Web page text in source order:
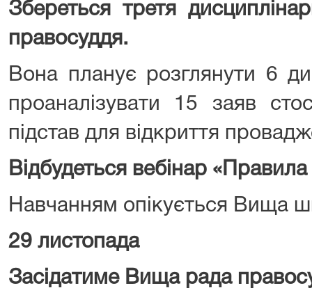
Збереться третя
правосуддя.
Вона планує розглянути 6
проаналізувати 15 заяв
підстав для відкриття
Відбудеться вебінар
Навчанням опікується Вища
29 листопада
Засідатиме Вища рада